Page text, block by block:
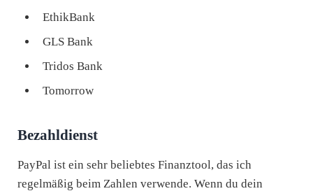
EthikBank
GLS Bank
Tridos Bank
Tomorrow
Bezahldienst
PayPal ist ein sehr beliebtes Finanztool, das ich
regelmäßig beim Zahlen verwende. Wenn du dein